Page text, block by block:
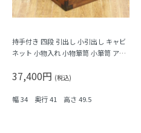
持手付き 四段 引出し 小引出し キャビ
ネット 小物入れ 小物箪笥 小箪笥 アン
37,400円 (税込)
幅 34 奥行 41 高さ 49.5